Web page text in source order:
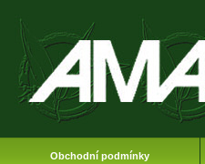
Obchodní podmínky